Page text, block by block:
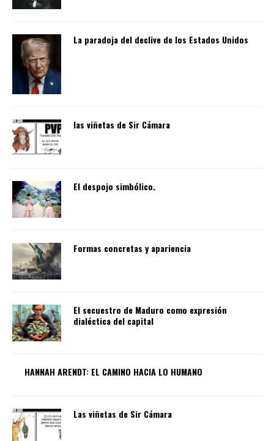
La paradoja del declive de los Estados Unidos
las viñetas de Sir Cámara
El despojo simbólico.
Formas concretas y apariencia
El secuestro de Maduro como expresión
dialéctica del capital
HANNAH ARENDT: EL CAMINO HACIA LO HUMANO
Las viñetas de Sir Cámara